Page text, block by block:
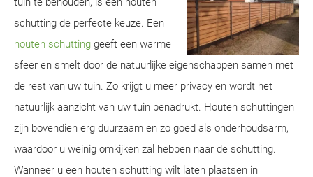
schutting de perfecte keuze. Een
houten schutting geeft een warme
sfeer en smelt door de natuurlijke eigenschappen samen met
de rest van uw tuin. Zo krijgt u meer privacy en wordt het
natuurlijk aanzicht van uw tuin benadrukt. Houten schuttingen
zijn bovendien erg duurzaam en zo goed als onderhoudsarm,
waardoor u weinig omkijken zal hebben naar de schutting.
Wanneer u een houten schutting wilt laten plaatsen in